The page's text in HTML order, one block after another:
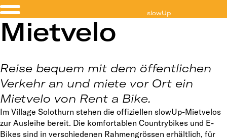
slowUp
Mietvelo
Reise bequem mit dem öffentlichen
Verkehr an und miete vor Ort ein
Mietvelo von Rent a Bike.
Im Village Solothurn stehen die offiziellen slowUp-Mietvelos
zur Ausleihe bereit. Die komfortablen Countrybikes und E-
Bikes sind in verschiedenen Rahmengrössen erhältlich, für